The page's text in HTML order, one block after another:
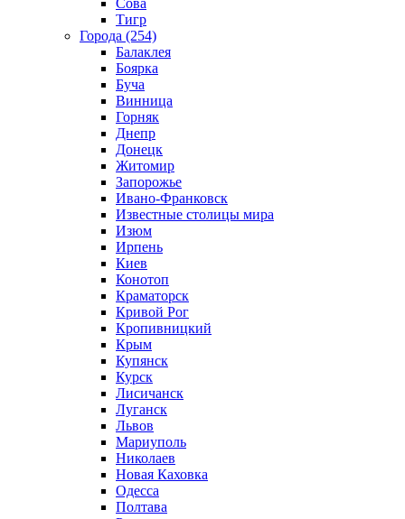
Сова
Тигр
Города (254)
Балаклея
Боярка
Буча
Винница
Горняк
Днепр
Донецк
Житомир
Запорожье
Ивано-Франковск
Известные столицы мира
Изюм
Ирпень
Киев
Конотоп
Краматорск
Кривой Рог
Кропивницкий
Крым
Купянск
Курск
Лисичанск
Луганск
Львов
Мариуполь
Николаев
Новая Каховка
Одесса
Полтава